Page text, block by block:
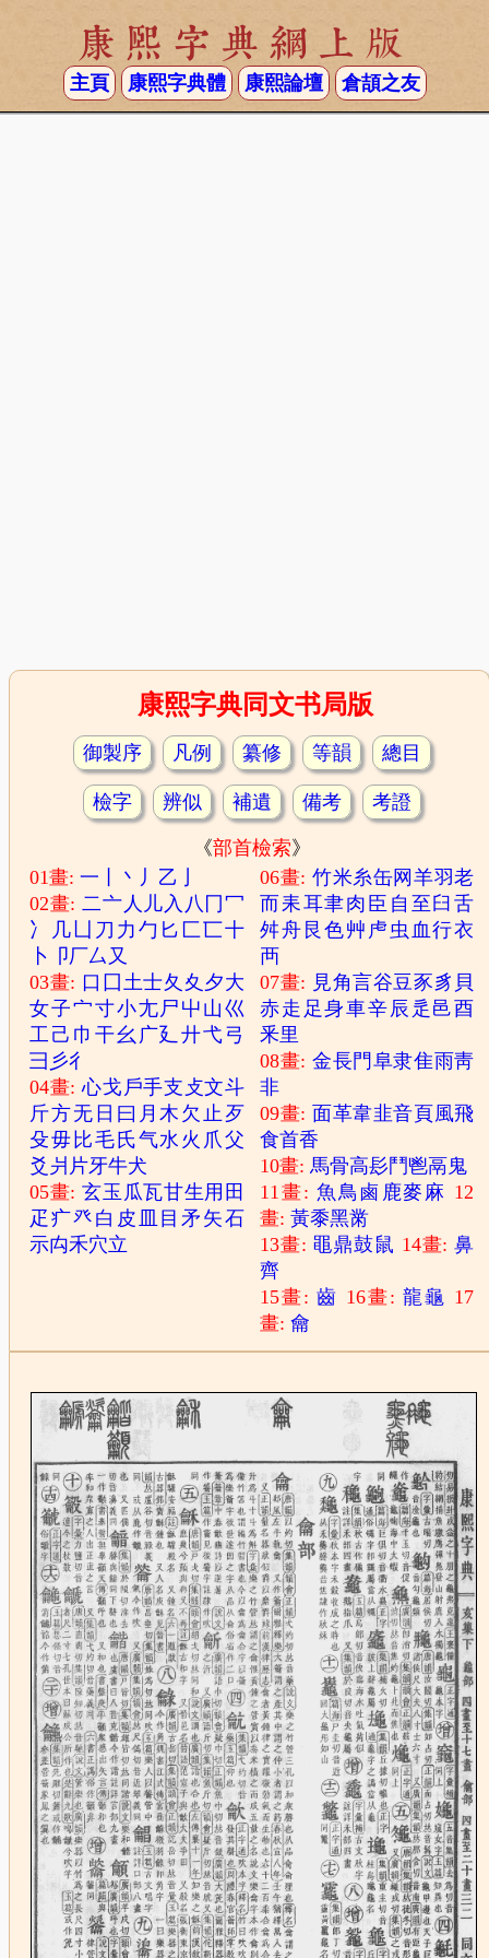
康熙字典網上版
主頁 康熙字典體 康熙論壇 倉頡之友
康熙字典同文书局版
御製序 凡例 纂修 等韻 總目
檢字 辨似 補遺 備考 考證
《部首檢索》
01畫:一 丶 丿 乙
02畫:二亠 人 儿入 八 冂冖
冫
几 凵 刀 力 勹 匕 匚匸十
卜
卩厂厶 又
03畫: 口 囗 土士夂 夊 夕大
女子宀寸小尢尸 屮 山巛
工 己 巾 干幺 广廴廾弋弓
彐 彡彳
04畫:心戈 戶手支 攴文斗
斤方无 日 曰 月木 欠止 歹
殳毋 比毛 氏气水 火 爪父
爻 爿 片牙牛犬
05畫:玄玉 瓜瓦甘生用 田
疋 疒癶 白 皮 目矛 矢石
示禸禾穴立
06畫: 竹米糸缶网 羊羽老
而耒耳聿肉 臣 自 至 臼舌
舛舟 艮色艸 虍 虫 血行衣
襾
07畫: 見角言谷豆豕豸 貝
赤走 足身車辛辰 辵 邑酉
釆里
08畫: 金長門 阜隶隹雨靑
非
09畫: 面革韋韭音頁風飛
食首香
10畫:馬骨高髟 鬥鬯鬲 鬼
11畫: 魚鳥 鹵 鹿麥 麻 12
畫:黃黍黑黹
13畫: 黽鼎鼓鼠 14畫:鼻
齊
15畫:齒 16畫:龍龜 17
畫:龠